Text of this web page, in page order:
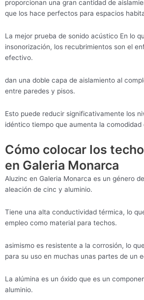
proporcionan una gran cantidad de
que los hace perfectos para espacios
La mejor prueba de sonido acústico En lo
insonorización, los recubrimientos son el
efectivo.
dan una doble capa de aislamiento al
entre paredes y pisos.
Esto puede reducir significativamente los
idéntico tiempo que aumenta la comodidad
Cómo colocar los
en Galeria Monarca
Aluzinc en Galeria Monarca es un género
aleación de cinc y aluminio.
Tiene una alta conductividad térmica, lo
empleo como material para techos.
asimismo es resistente a la corrosión, lo
para su uso en muchas unas partes de un
La alúmina es un óxido que es un
aluminio.